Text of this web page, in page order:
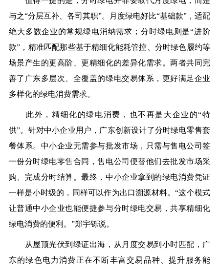
与之“分层互补、各司其职”。月度绿电好比“基础款”，适配
绝大多数企业的常规绿电消纳需求；分时绿电则是“进阶
款”，精准匹配那些基于精细化能耗管控、分时绿色履约等
场景产生的更高阶、更精细化的差异化需求。两者共同完
善了广东多层次、全覆盖的绿电交易体系，更好满足企业
多样化的绿电消费需求。
此外，精细化的绿电消费，也不再是大企业的“特
供”。针对中小企业用户，广东创新设计了分时绿电零售套
餐体系。中小企业无需参与批发市场，只需与售电公司签
一份分时绿电零售合同，售电公司便替他们去批发市场采
购、完成分时结算。最终，中小企业拿到的绿电消费凭证
一样是小时级的，同样可以作为出口溯源材料。“这个模式
让普通中小企业也能便捷参与分时绿电交易，共享精细化
绿电消费的便利。”郑宇铄说。
从屋顶光伏到绿证出海，从月度交易到小时匹配，广
东的绿色电力消费正在不断丰富交易品种、提升服务能